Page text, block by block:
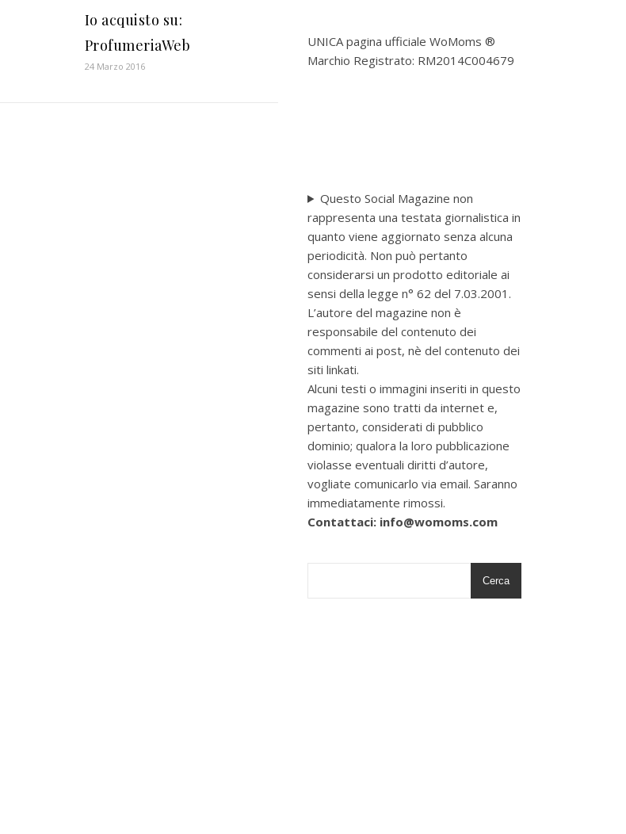
Io acquisto su:
ProfumeriaWeb
24 Marzo 2016
UNICA pagina ufficiale WoMoms ®
Marchio Registrato: RM2014C004679
Questo Social Magazine non
rappresenta una testata giornalistica in
quanto viene aggiornato senza alcuna
periodicità. Non può pertanto
considerarsi un prodotto editoriale ai
sensi della legge n° 62 del 7.03.2001.
L’autore del magazine non è
responsabile del contenuto dei
commenti ai post, nè del contenuto dei
siti linkati.
Alcuni testi o immagini inseriti in questo
magazine sono tratti da internet e,
pertanto, considerati di pubblico
dominio; qualora la loro pubblicazione
violasse eventuali diritti d’autore,
vogliate comunicarlo via email. Saranno
immediatamente rimossi.
Contattaci: info@womoms.com
Cerca